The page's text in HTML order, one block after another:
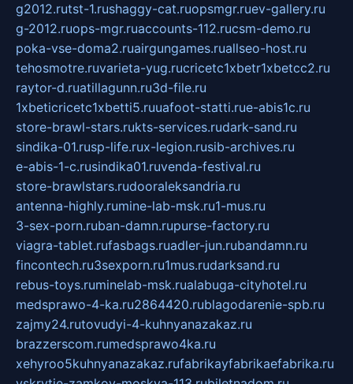
g2012.rutst-1.rushaggy-cat.ruopsmgr.ruev-gallery.ru
g-2012.ruops-mgr.ruaccounts-112.rucsm-demo.ru
poka-vse-doma2.ruairgungames.ruallseo-host.ru
tehosmotre.ruvarieta-yug.rucricetc1xbetr1xbetcc2.ru
raytor-d.ruatillagunn.ru3d-file.ru
1xbeticricetc1xbetti5.ruuafoot-statti.rue-abis1c.ru
store-brawl-stars.rukts-services.rudark-sand.ru
sindika-01.rusp-life.rux-legion.rusib-archives.ru
e-abis-1-c.rusindika01.ruvenda-festival.ru
store-brawlstars.rudooraleksandria.ru
antenna-highly.rumine-lab-msk.ru1-mus.ru
3-sex-porn.ruban-damn.rupurse-factory.ru
viagra-tablet.rufasbags.ruadler-jun.rubandamn.ru
fincontech.ru3sexporn.ru1mus.rudarksand.ru
rebus-toys.ruminelab-msk.rualabuga-cityhotel.ru
medsprawo-4-ka.ru2864420.rublagodarenie-spb.ru
zajmy24.rutovudyi-4-kuhnyanazakaz.ru
brazzerscom.rumedsprawo4ka.ru
xehyroo5kuhnyanazakaz.rufabrikayfabrikaefabrika.ru